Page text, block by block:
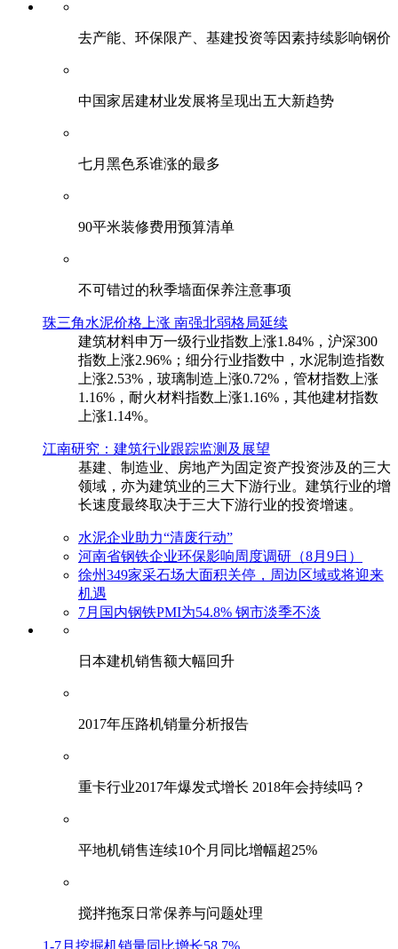
去产能、环保限产、基建投资等因素持续影响钢价
中国家居建材业发展将呈现出五大新趋势
七月黑色系谁涨的最多
90平米装修费用预算清单
不可错过的秋季墙面保养注意事项
珠三角水泥价格上涨 南强北弱格局延续
建筑材料申万一级行业指数上涨1.84%，沪深300
指数上涨2.96%；细分行业指数中，水泥制造指数
上涨2.53%，玻璃制造上涨0.72%，管材指数上涨
1.16%，耐火材料指数上涨1.16%，其他建材指数
上涨1.14%。
江南研究：建筑行业跟踪监测及展望
基建、制造业、房地产为固定资产投资涉及的三大
领域，亦为建筑业的三大下游行业。建筑行业的增
长速度最终取决于三大下游行业的投资增速。
水泥企业助力“清废行动”
河南省钢铁企业环保影响周度调研（8月9日）
徐州349家采石场大面积关停，周边区域或将迎来
机遇
7月国内钢铁PMI为54.8% 钢市淡季不淡
日本建机销售额大幅回升
2017年压路机销量分析报告
重卡行业2017年爆发式增长 2018年会持续吗？
平地机销售连续10个月同比增幅超25%
搅拌拖泵日常保养与问题处理